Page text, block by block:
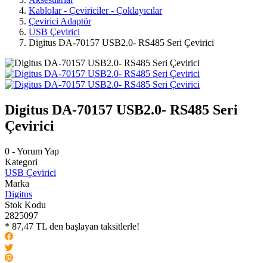
Kablolar - Çeviriciler - Çoklayıcılar
Çevirici Adaptör
USB Çevirici
Digitus DA-70157 USB2.0- RS485 Seri Çevirici
Digitus DA-70157 USB2.0- RS485 Seri
Çevirici
0 - Yorum Yap
Kategori
USB Çevirici
Marka
Digitus
Stok Kodu
2825097
* 87,47 TL den başlayan taksitlerle!